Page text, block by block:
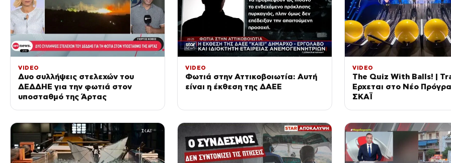
VIDEO
Δυο συλλήψεις στελεχών του
ΔΕΔΔΗΕ για την φωτιά στον
υποσταθμό της Άρτας
VIDEO
Φωτιά στην Αττικοβοιωτία: Αυτή
είναι η έκθεση της ΔΑΕΕ
VIDEO
The Quiz With Balls! |
Έρχεται στο Νέο
ΣΚΑΪ